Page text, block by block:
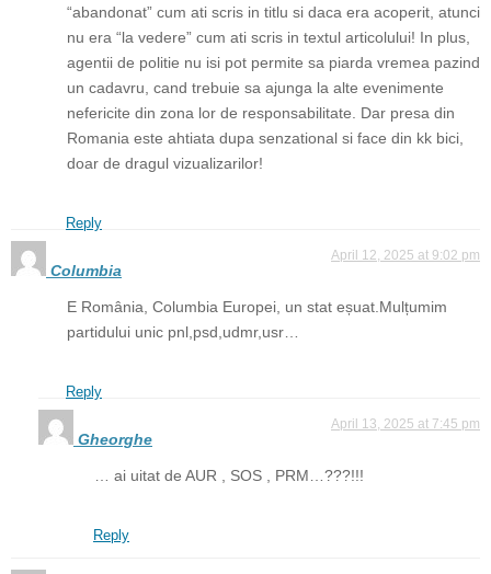
“abandonat” cum ati scris in titlu si daca era acoperit, atunci
nu era “la vedere” cum ati scris in textul articolului! In plus,
agentii de politie nu isi pot permite sa piarda vremea pazind
un cadavru, cand trebuie sa ajunga la alte evenimente
nefericite din zona lor de responsabilitate. Dar presa din
Romania este ahtiata dupa senzational si face din kk bici,
doar de dragul vizualizarilor!
Reply
Columbia
April 12, 2025 at 9:02 pm
E România, Columbia Europei, un stat eșuat.Mulțumim
partidului unic pnl,psd,udmr,usr…
Reply
Gheorghe
April 13, 2025 at 7:45 pm
… ai uitat de AUR , SOS , PRM…???!!!
Reply